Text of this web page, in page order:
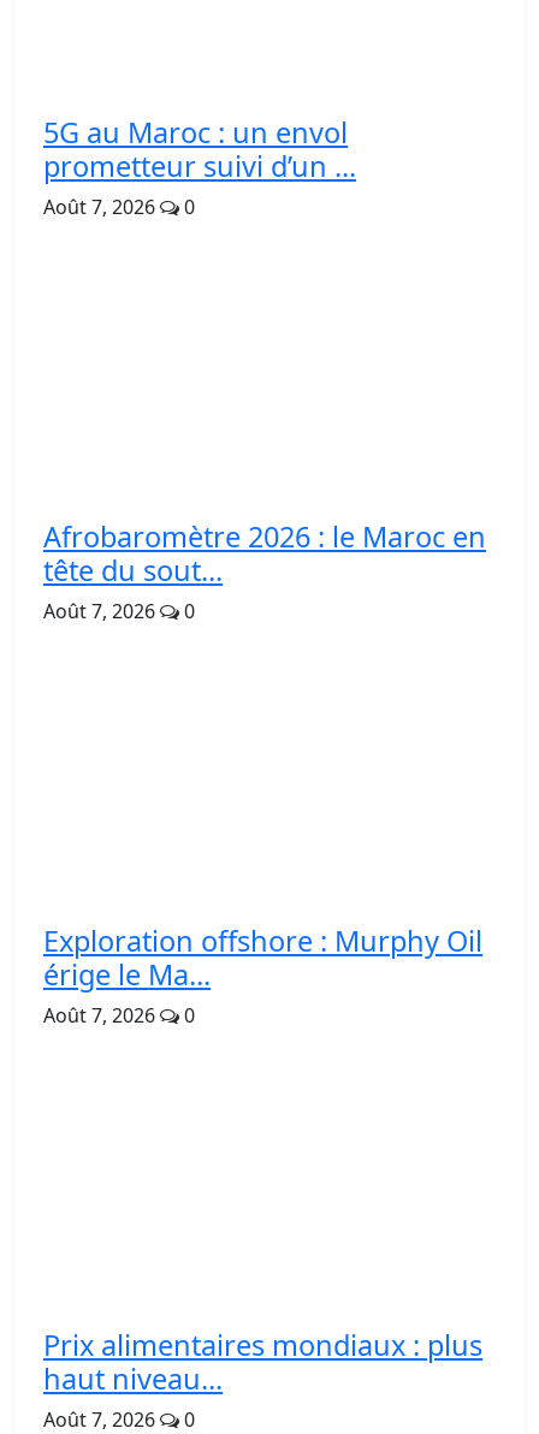
5G au Maroc : un envol
prometteur suivi d’un ...
Août 7, 2026 0
Afrobaromètre 2026 : le Maroc en
tête du sout...
Août 7, 2026 0
Exploration offshore : Murphy Oil
érige le Ma...
Août 7, 2026 0
Prix alimentaires mondiaux : plus
haut niveau...
Août 7, 2026 0